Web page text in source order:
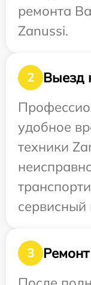
ремонта
Zanussi.
2
Выезд
удобное
техники
сервисный
3